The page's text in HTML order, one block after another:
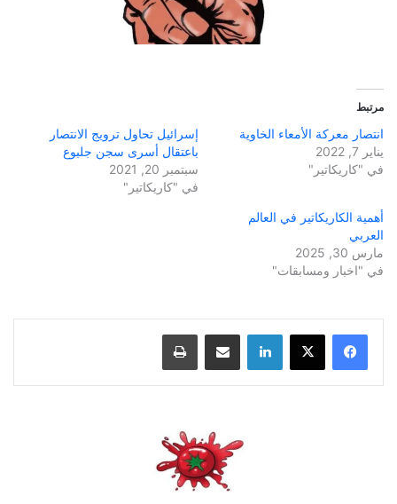
مرتبط
انتصار معركة الأمعاء الخاوية
يناير 7, 2022
في "كاريكاتير"
إسرائيل تحاول ترويج الانتصار
باعتقال أسرى سجن جلبوع
سبتمبر 20, 2021
في "كاريكاتير"
أهمية الكاريكاتير في العالم
العربي
مارس 30, 2025
في "اخبار ومسابقات"
لينكدإن مشاركة عبر البريد طباعة